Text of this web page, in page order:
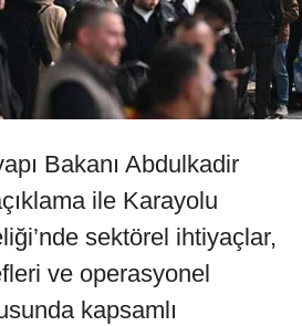
Bakanı Abdulkadir
ile Karayolu
sektörel ihtiyaçlar,
ve operasyonel
kapsamlı